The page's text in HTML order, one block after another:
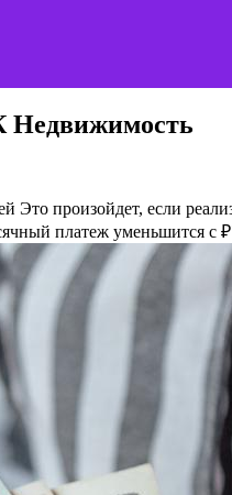
Недвижимость
Это произойдет, если
платеж уменьшится с